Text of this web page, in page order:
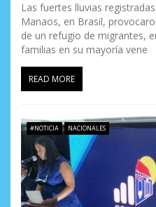
Las fuertes lluvias
Manaos, en Brasil,
de un refugio de migrantes,
familias en su mayoría vene
READ MORE
#NOTICIA NACIONALES